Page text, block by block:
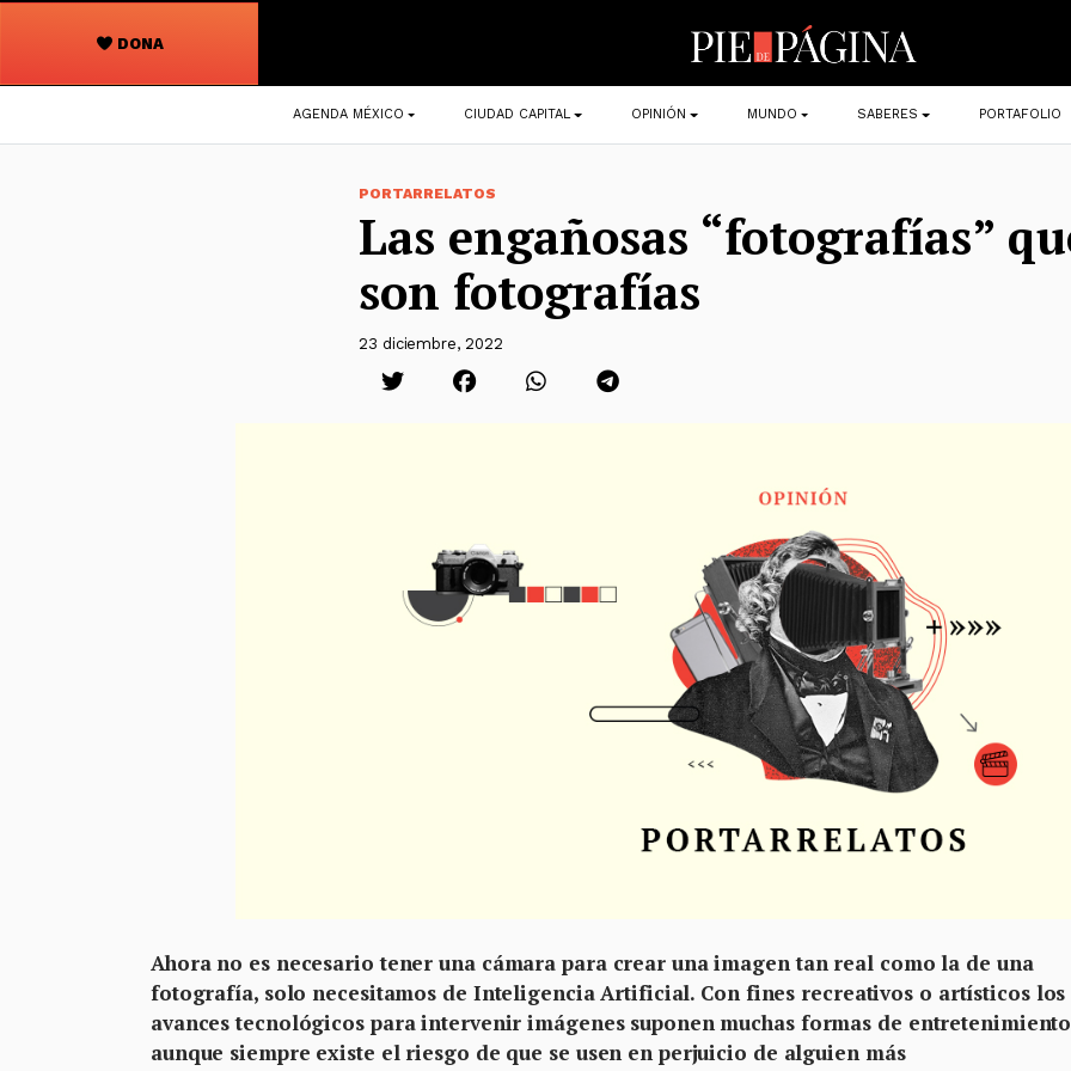
DONA
Navegación
principal
AGENDA MÉXICO CIUDAD CAPITAL OPINIÓN MUNDO SABERES PORTAFOLIO
PORTARRELATOS
Las engañosas “fotografías”
son fotografías
23 diciembre, 2022
Ahora no es necesario tener una cámara para crear una imagen tan real como la de una
fotografía, solo necesitamos de Inteligencia Artificial. Con fines recreativos o artísticos los
avances tecnológicos para intervenir imágenes suponen muchas formas de
aunque siempre existe el riesgo de que se usen en perjuicio de alguien más